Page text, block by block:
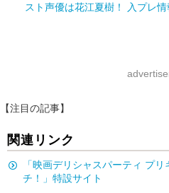
スト声優は花江夏樹！ 入プレ情
【注目の記事】
関連リンク
「映画デリシャスパーティ プ
チ！」特設サイト